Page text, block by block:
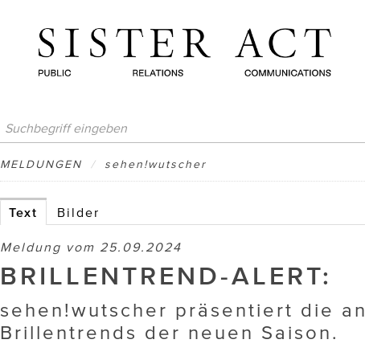
MELDUNGEN / sehen!wutscher
Text Bilder
Meldung vom 25.09.2024
BRILLENTREND-ALERT:
sehen!wutscher präsentiert die
Brillentrends der neuen Saison.